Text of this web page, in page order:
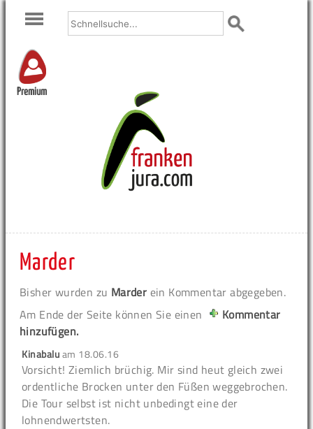
Premium
Marder
Bisher wurden zu Marder ein Kommentar abgegeben.
Am Ende der Seite können Sie einen
Kommentar
hinzufügen.
Kinabaluam 18.06.16
Vorsicht! Ziemlich brüchig. Mir sind heut gleich zwei
ordentliche Brocken unter den Füßen weggebrochen.
Die Tour selbst ist nicht unbedingt eine der
lohnendwertsten.